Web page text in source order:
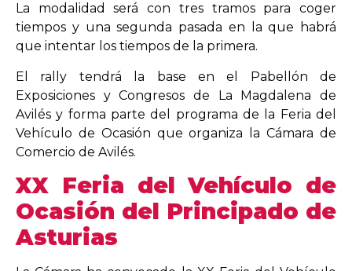
La modalidad será con tres tramos para coger
tiempos y una segunda pasada en la que habrá
que intentar los tiempos de la primera.
El rally tendrá la base en el Pabellón de
Exposiciones y Congresos de La Magdalena de
Avilés y forma parte del programa de la Feria del
Vehículo de Ocasión que organiza la Cámara de
Comercio de Avilés.
XX Feria del Vehículo de
Ocasión del Principado de
Asturias